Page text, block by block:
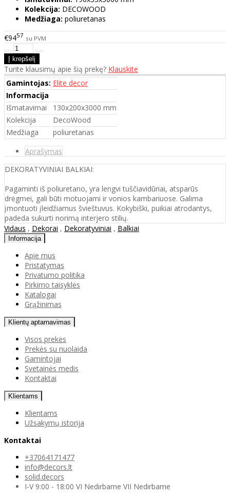
Kolekcija: DECOWOOD
Medžiaga: poliuretanas
€9457 su PVM
Turite klausimų apie šią prekę? Klauskite
Gamintojas: Elite decor
Informacija
Išmatavimai
130x200x3000 mm
Kolekcija
DecoWood
Medžiaga
poliuretanas
Aprašymas
DEKORATYVINIAI BALKIAI:
Pagaminti iš poliuretano, yra lengvi tuščiavidūriai, atsparūs
drėgmei, gali būti motuojami ir vonios kambariuose. Galima
įmontuoti įleidžiamus švieštuvus. Kokybiški, puikiai atrodantys,
padeda sukurti norimą interjero stilių.
Vidaus , Dekorai , Dekoratyviniai , Balkiai
Informacija
Apie mus
Pristatymas
Privatumo politika
Pirkimo taisyklės
Katalogai
Grąžinimas
Klientų aptarnavimas
Visos prekės
Prekės su nuolaida
Gamintojai
Svetainės medis
Kontaktai
Klientams
Klientams
Užsakymų istorija
Kontaktai
+37064171477
info@decors.lt
solid.decors
I-V 9:00 - 18:00 VI Nedirbame VII Nedirbame